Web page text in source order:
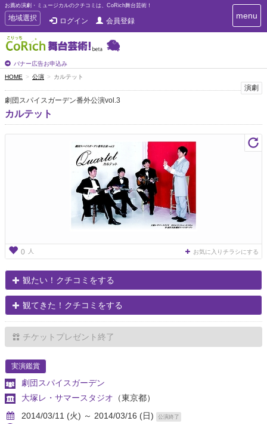
お薦め演劇・ミュージカルのクチコミは、CoRich舞台芸術！
T
o
g
g
e
n
a
v
i
g
地域選択 ログイン 会員登録
バナー広告お申込み
T
o
i
g
menu
HOME 公演 カルテット
演劇
劇団スパイスガーデン番外公演vol.3
カルテット
0 人 お気に入りチラシにする
観たい！クチコミをする
観てきた！クチコミをする
チケットプレゼント終了
実演鑑賞
劇団スパイスガーデン
大塚レ・サマースタジオ （東京都）
2014/03/11 (火) ～ 2014/03/16 (日)
公演終了